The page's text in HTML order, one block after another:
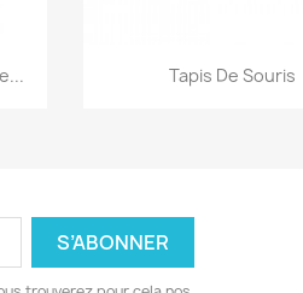
Aperçu rapide
Tapis De Souris